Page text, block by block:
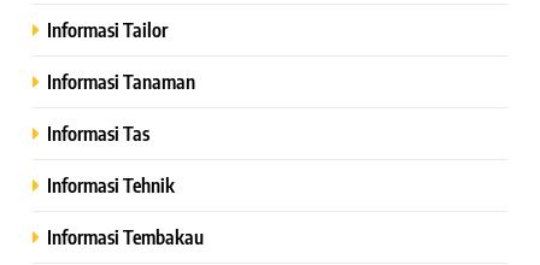
Informasi Tailor
Informasi Tanaman
Informasi Tas
Informasi Tehnik
Informasi Tembakau